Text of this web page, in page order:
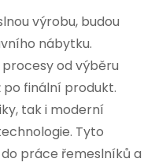
výrobu, budou
nábytku.
od výběru
po finální produkt.
tak i moderní
Tyto
práce řemeslníků a